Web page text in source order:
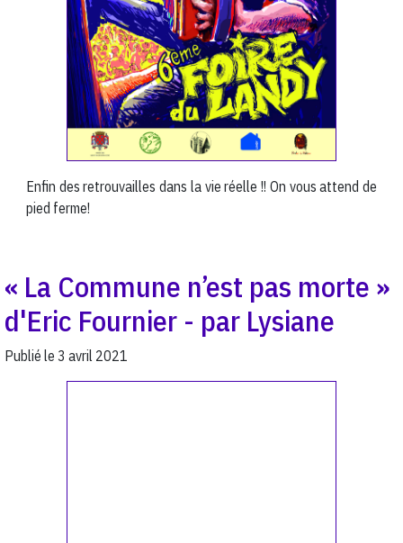
Enfin des retrouvailles dans la vie réelle !! On vous attend de
pied ferme!
« La Commune n’est pas morte »
d'Eric Fournier - par Lysiane
Publié le 3 avril 2021